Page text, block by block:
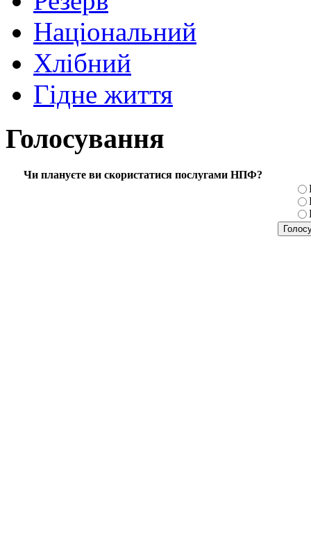
Національний
Хлібний
Гідне життя
Голосування
Чи плануєте ви скористатися послугами НПФ?